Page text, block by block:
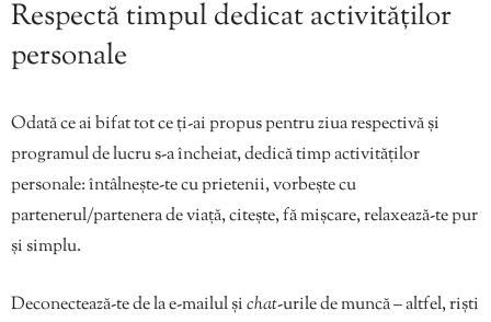
Respectă timpul dedicat activităților
personale
Odată ce ai bifat tot ce ți-ai propus pentru ziua respectivă și
programul de lucru s-a încheiat, dedică timp activităților
personale: întâlnește-te cu prietenii, vorbește cu
partenerul/partenera de viață, citește, fă mișcare, relaxează-te pur
și simplu.
Deconectează-te de la e-mailul șichat-urile de muncă – altfel, riști